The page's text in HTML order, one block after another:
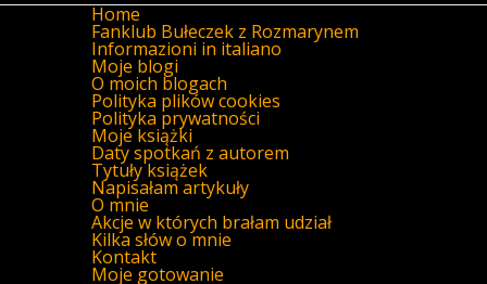
Home
Fanklub Bułeczek z Rozmarynem
Informazioni in italiano
Moje blogi
O moich blogach
Polityka plików cookies
Polityka prywatności
Moje książki
Daty spotkań z autorem
Tytuły książek
Napisałam artykuły
O mnie
Akcje w których brałam udział
Kilka słów o mnie
Kontakt
Moje gotowanie